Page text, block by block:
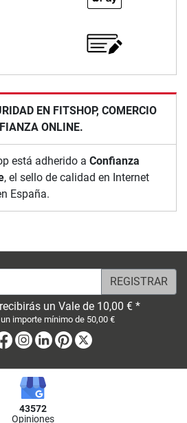
EN FITSHOP, COMERCIO
ONLINE.
está adherido a Confianza
, el sello de calidad en Internet
España.
un Vale de 10,00 € *
importe mínimo de 50,00 €
Facebook
Instagram
LinkedinPinterest
43572
Opiniones